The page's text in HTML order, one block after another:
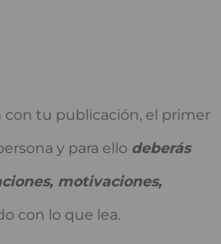
con tu publicación, el primer
y para ello deberás
motivaciones,
con lo que lea.